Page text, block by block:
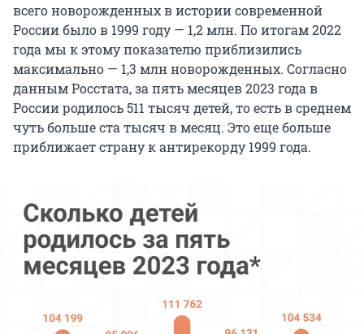
всего новорожденных в истории современной
России было в 1999 году — 1,2 млн. По итогам 2022
года мы к этому показателю приблизились
максимально — 1,3 млн новорожденных. Согласно
данным Росстата, за пять месяцев 2023 года в
России родилось 511 тысяч детей, то есть в среднем
чуть больше ста тысяч в месяц. Это еще больше
приближает страну к антирекорду 1999 года.